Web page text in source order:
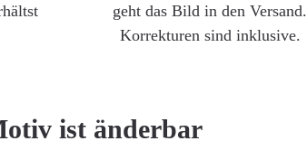
geht das Bild in den Versand.
Korrekturen sind inklusive.
ist änderbar